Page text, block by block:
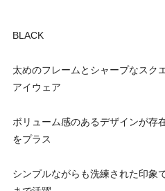
BLACK
太めのフレームとシャープなスク
アイウェア
ボリューム感のあるデザインが存
をプラス
シンプルながらも洗練された印象